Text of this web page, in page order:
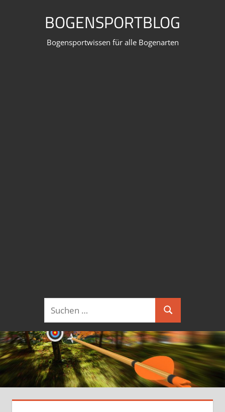
BOGENSPORTBLOG
Bogensportwissen für alle Bogenarten
Suchen
nach:
Suchen